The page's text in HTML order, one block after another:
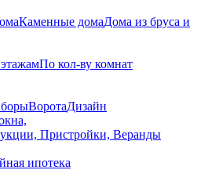
Каменные домаДома из бруса и
По кол-ву комнат
ВоротаДизайн
Пристройки, Веранды
ипотека